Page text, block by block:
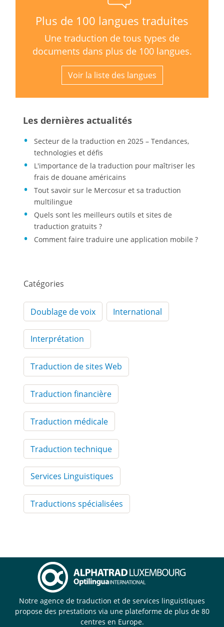
Plus de 100 langues traduites
Une traduction de tous types de
documents dans plus de 100 langues.
Voir la liste des langues
Les dernières actualités
Secteur de la traduction en 2025 – Tendances,
technologies et défis
L'importance de la traduction pour maîtriser les
frais de douane américains
Tout savoir sur le Mercosur et sa traduction
multilingue
Quels sont les meilleurs outils et sites de
traduction gratuits ?
Comment faire traduire une application mobile ?
Catégories
Doublage de voix International
Interprétation
Traduction de sites Web
Traduction financière
Traduction médicale
Traduction technique
Services Linguistiques
Traductions spécialisées
Notre agence de traduction et de services linguistiques
propose des prestations via une plateforme de plus de 80
centres en Europe.